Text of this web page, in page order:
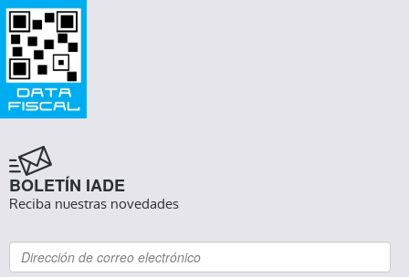
BOLETÍN IADE
Reciba nuestras novedades